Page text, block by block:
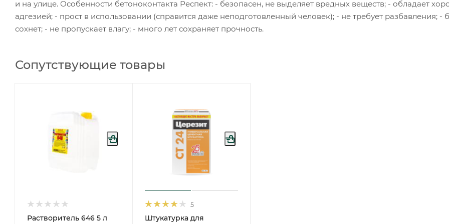
и на улице. Особенности бетоноконтакта Респект: - безопасен, не выделяет вредных веществ; - обладает
адгезией; - прост в использовании (справится даже неподготовленный человек); - не требует разбавления; -
сохнет; - не пропускает влагу; - много лет сохраняет прочность.
Сопутствующие товары
Растворитель 646 5 л
5
Штукатурка для